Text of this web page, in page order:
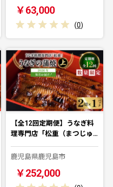
￥63,000
(0)
【全12回定期便】うなぎ料
理専門店「松重（まつじゅ…
鹿児島県鹿児島市
￥252,000